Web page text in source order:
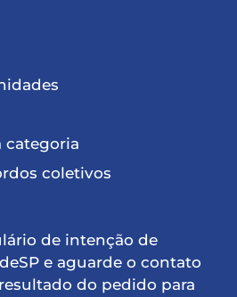
categoria
coletivos
de intenção de
e aguarde o contato
do pedido para